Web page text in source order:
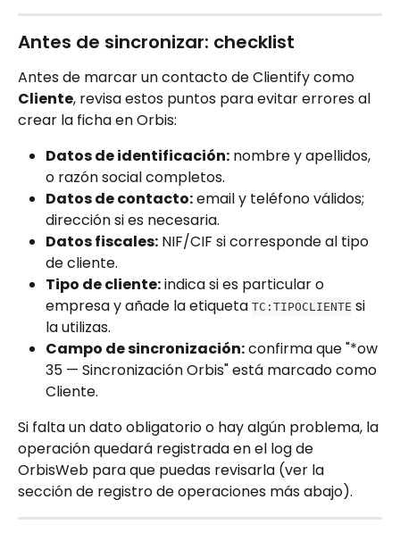
Antes de sincronizar: checklist
Antes de marcar un contacto de Clientify como
Cliente, revisa estos puntos para evitar errores al
crear la ficha en Orbis:
Datos de identificación: nombre y apellidos,
o razón social completos.
Datos de contacto: email y teléfono válidos;
dirección si es necesaria.
Datos fiscales: NIF/CIF si corresponde al tipo
de cliente.
Tipo de cliente: indica si es particular o
empresa y añade la etiqueta TC:TIPOCLIENTE si
la utilizas.
Campo de sincronización: confirma que "*ow
35 — Sincronización Orbis" está marcado como
Cliente.
Si falta un dato obligatorio o hay algún problema, la
operación quedará registrada en el log de
OrbisWeb para que puedas revisarla (ver la
sección de registro de operaciones más abajo).